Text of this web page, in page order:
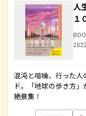
人
１
混沌と喧噪、行った
ド。「地球の歩き方
絶景集！